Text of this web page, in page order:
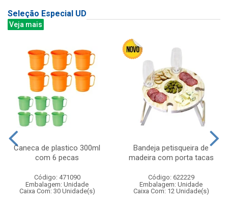
Seleção Especial UD
Veja mais
Caneca de plastico 300ml
com 6 pecas
Código: 471090
Embalagem: Unidade
Caixa Com: 30 Unidade(s)
Bandeja petisqueira de
madeira com porta tacas
Código: 622229
Embalagem: Unidade
Caixa Com: 12 Unidade(s)